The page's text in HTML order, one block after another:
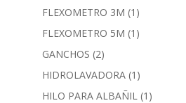
FLEXOMETRO 3M (1)
FLEXOMETRO 5M (1)
GANCHOS (2)
HIDROLAVADORA (1)
HILO PARA ALBAÑIL (1)